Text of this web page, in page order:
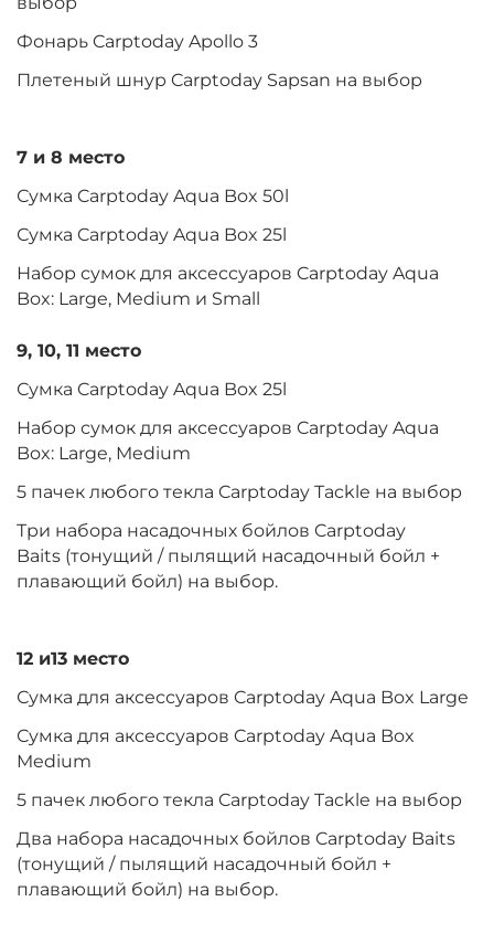
Фонарь Carptoday Apollo 3
Плетеный шнур Carptoday Sapsan на выбор
7 и 8 место
Сумка Carptoday Aqua Box 50l
Сумка Carptoday Aqua Box 25l
Набор сумок для аксессуаров Carptoday Aqua
Box: Large, Medium и Small
9, 10, 11 место
Сумка Carptoday Aqua Box 25l
Набор сумок для аксессуаров Carptoday Aqua
Box: Large, Medium
5 пачек любого текла Carptoday Tackle на выбор
Три набора насадочных бойлов Carptoday
Baits (тонущий / пылящий насадочный бойл +
плавающий бойл) на выбор.
12 и13 место
Сумка для аксессуаров Carptoday Aqua Box Large
Сумка для аксессуаров Carptoday Aqua Box
Medium
5 пачек любого текла Carptoday Tackle на выбор
Два набора насадочных бойлов Carptoday Baits
(тонущий / пылящий насадочный бойл +
плавающий бойл) на выбор.